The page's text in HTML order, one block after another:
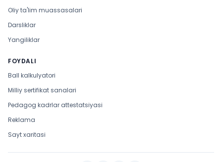
Oliy ta'lim muassasalari
Darsliklar
Yangiliklar
FOYDALI
Ball kalkulyatori
Milliy sertifikat sanalari
Pedagog kadrlar attestatsiyasi
Reklama
Sayt xaritasi